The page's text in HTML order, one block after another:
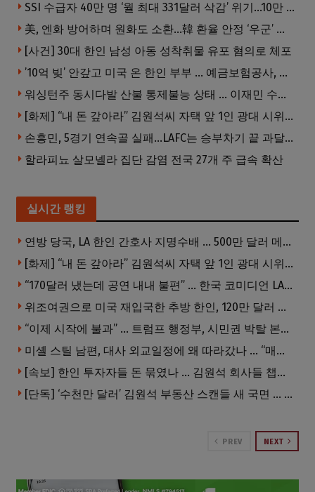
SSI 수급자 40만 명 ‘월 최대 331달러 삭감’ 위기…10만 명은 수급자격 상실
美, 엔화 방어하며 원화도 소환…韓 환율 안정 ‘우군’ 되나
[사건] 30대 한인 남성 아동 성착취물 유포 혐의로 체포
’10억 빚’ 안갚고 미국 온 한인 부부 … 예금보험공사, 미국서 소송
워싱턴주 동시다발 산불 통제불능 상태 … 이재민 수십만명
[화제] “내 돈 갚아라” 김원석씨 자택 앞 1인 광대 시위 … 한인 투자사, “108만 달러 못받아”
손흥민, 5경기 연속골 실패…LAFC는 승부차기 끝 과달라하라 격파
할라피뇨 살모넬라 집단 감염 전국 27개 주 급속 확산
실시간 랭킹
연방 당국, LA 한인 간호사 지명수배 … 500만 달러 메디캐어 사기, 선고 직전 한국 도주
[화제] “내 돈 갚아라” 김원석씨 자택 앞 1인 광대 시위 … 한인 투자사, “108만 달러 못받아”
“170달러 냈는데 공연 내내 불편” … 한국 코미디언 LA공연, 음향 불량에 외모 비하 개그 논란
위조여권으로 미국 재입국한 추방 한인, 120만 달러 은행 사기 행각
“이제 시작에 불과” … 트럼프 행정부, 시민권 박탈 본격화
미셸 스틸 남편, 대사 외교일정에 왜 따라갔나 … “매우 이례적”
[속보] 한인 투자자들 돈 묶였나 … 김원석 회사들 챕터7 강제파산·자진파산 잇따라 신청
[단독] ‘수천만 달러’ 김원석 부동산 스캔들 새 국면 … 한인 투자자들 소송 잇따라 ‘디폴트’ 절차
PREV NEXT